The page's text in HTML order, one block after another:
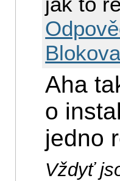
Aha
o
jedno
Vždyť